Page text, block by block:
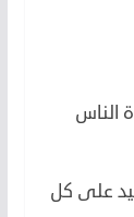
الناس
على كل